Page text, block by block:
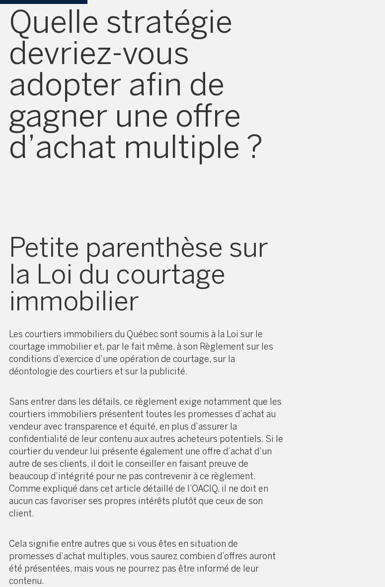
Quelle stratégie
devriez-vous
adopter afin de
gagner une offre
d’achat multiple ?
Petite parenthèse sur
la Loi du courtage
immobilier
Les courtiers immobiliers du Québec sont soumis à la Loi sur le
courtage immobilieret, par le fait même, à son Règlement sur les
conditions d’exercice d’une opération de courtage, sur la
déontologie des courtiers et sur la publicité.
Sans entrer dans les détails, ce règlement exige notamment que les
courtiers immobiliers présentent toutes les promesses d’achat au
vendeur avec transparence et équité, en plus d’assurer la
confidentialité de leur contenu aux autres acheteurs potentiels. Si le
courtier du vendeur lui présente également une offre d’achat d’un
autre de ses clients, il doit le conseiller en faisant preuve de
beaucoup d’intégrité pour ne pas contrevenir à ce règlement.
Comme expliqué dans cet article détaillé de l’OACIQ, il ne doit en
aucun cas favoriser ses propres intérêts plutôt que ceux de son
client.
Cela signifie entre autres que si vous êtes en situation de
promesses d’achat multiples, vous saurez combien d’offres auront
été présentées, mais vous ne pourrez pas être informé de leur
contenu.